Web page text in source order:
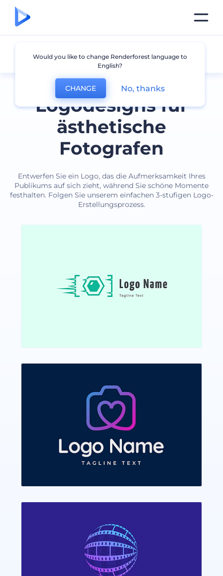
Logodesigns für
ästhetische
Fotografen
Entwerfen Sie ein Logo, das die Aufmerksamkeit Ihres
Publikums auf sich zieht, während Sie schöne Momente
festhalten. Folgen Sie unserem einfachen 3-stufigen Logo-
Erstellungsprozess.
Fotograf
Would you like to change Renderforest language to
English?
CHANGE No, thanks